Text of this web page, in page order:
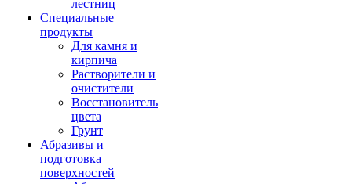
лестниц
Специальные
продукты
Для камня и
кирпича
Растворители и
очистители
Восстановитель
цвета
Грунт
Абразивы и
подготовка
поверхностей